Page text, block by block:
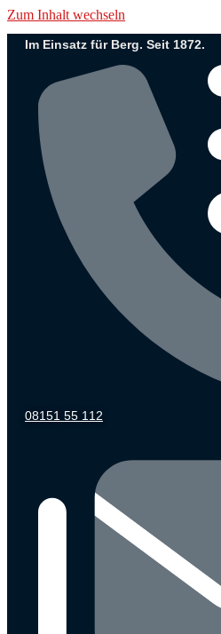
Zum Inhalt wechseln
Im Einsatz für Berg. Seit 1872.
08151 55 112